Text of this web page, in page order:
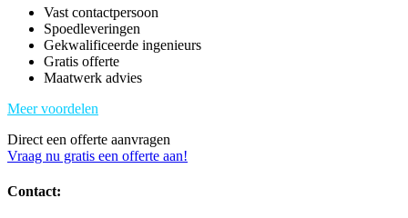
Vast contactpersoon
Spoedleveringen
Gekwalificeerde ingenieurs
Gratis offerte
Maatwerk advies
Meer voordelen
Direct een offerte aanvragen
Vraag nu gratis een offerte aan!
Contact: